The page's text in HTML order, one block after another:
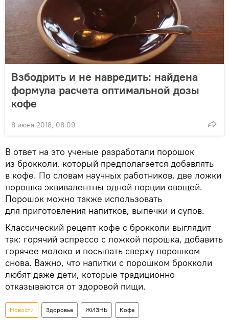
Взбодрить и не навредить: найдена
формула расчета оптимальной дозы
кофе
8 июня 2018, 08:09
В ответ на это ученые разработали порошок
из брокколи, который предполагается добавлять
в кофе. По словам научных работников, две ложки
порошка эквивалентны одной порции овощей.
Порошок можно также использовать
для приготовления напитков, выпечки и супов.
Классический рецепт кофе с брокколи выглядит
так: горячий эспрессо с ложкой порошка, добавить
горячее молоко и посыпать сверху порошком
снова. Важно, что напитки с порошком брокколи
любят даже дети, которые традиционно
отказываются от здоровой пищи.
Новости Здоровье ЖИЗНЬ Кофе